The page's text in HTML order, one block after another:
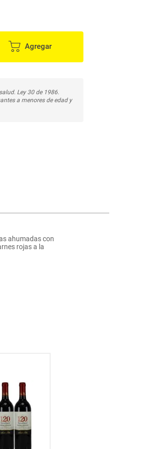
Agregar
Ley 30 de 1986.
a menores de edad y
ahumadas con
rojas a la